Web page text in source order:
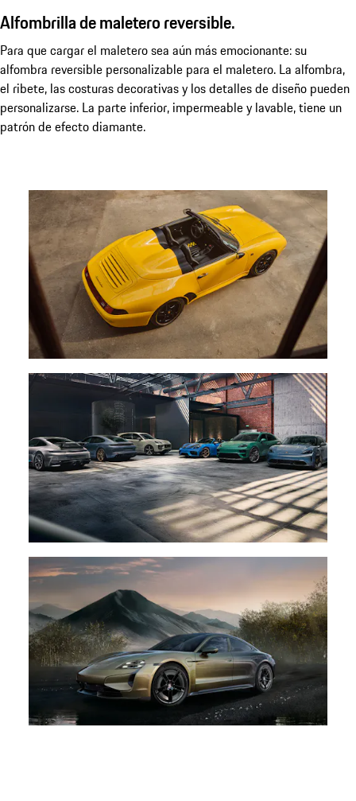
Alfombrilla de maletero reversible.
Para que cargar el maletero sea aún más emocionante: su
alfombra reversible personalizable para el maletero. La alfombra,
el ribete, las costuras decorativas y los detalles de diseño pueden
personalizarse. La parte inferior, impermeable y lavable, tiene un
patrón de efecto diamante.